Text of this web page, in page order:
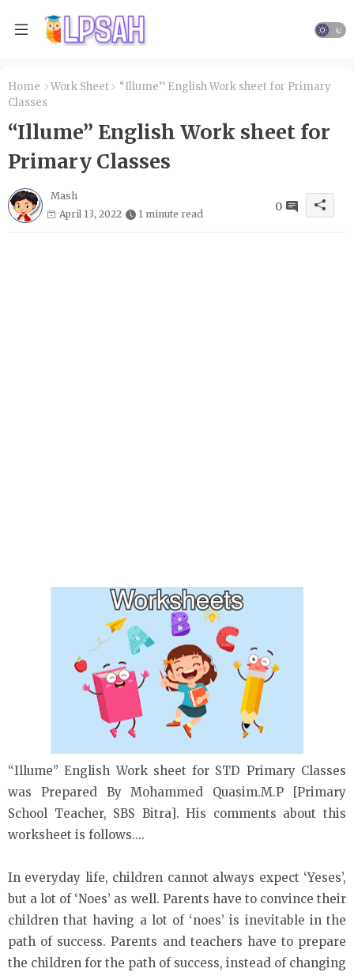
Home Work Sheet
“Illume’’ English Work sheet for Primary
Classes
“Illume’’ English Work sheet for
Primary Classes
Mash
April 13, 2022
1 minute read
0
“Illume’’ English Work sheet for STD Primary Classes
was Prepared By Mohammed Quasim.M.P [Primary
School Teacher, SBS Bitra]. His comments about this
worksheet is follows....
In everyday life, children cannot always expect ‘Yeses’,
but a lot of ‘Noes’ as well. Parents have to convince their
children that having a lot of ‘noes’ is inevitable in the
path of success. Parents and teachers have to prepare
the children for the path of success, instead of changing